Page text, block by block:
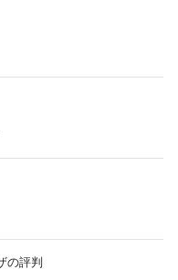
の評判